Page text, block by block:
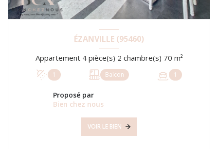
ÉZANVILLE (95460)
Appartement 4 pièce(s) 2 chambre(s) 70 m²
1 Balcon 1
Proposé par
Bien chez nous
VOIR LE BIEN